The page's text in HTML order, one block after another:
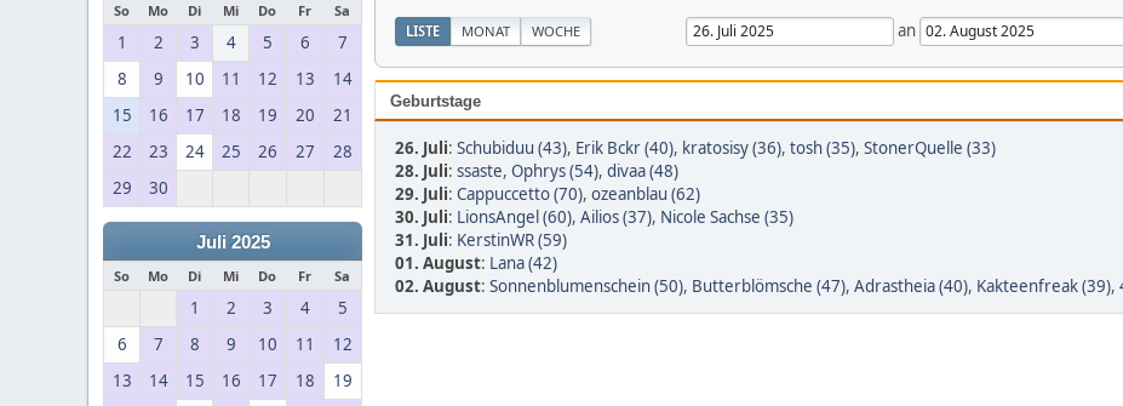
So Mo Di Mi Do Fr Sa
1 2 3 4 5 6
7
8
9 10 11 12 13
14
15
16 17 18 19 20
21
22
23 24 25 26 27
28
29
30
Juli 2025
So Mo Di Mi Do Fr Sa
1 2 3 4
5
6
7 8 9 10 11
12
13
14 15 16 17 18 19
LISTE MONAT WOCHE an
Geburtstage
26. Juli: Schubiduu (43), Erik Bckr (40), kratosisy (36), tosh (35), StonerQuelle (33)
28. Juli: ssaste, Ophrys (54), divaa (48)
29. Juli: Cappuccetto (70), ozeanblau (62)
30. Juli: LionsAngel (60), Ailios (37), Nicole Sachse (35)
31. Juli: KerstinWR (59)
01. August: Lana (42)
02. August: Sonnenblumenschein (50), Butterblömsche (47), Adrastheia (40), Kakteenfreak (39),